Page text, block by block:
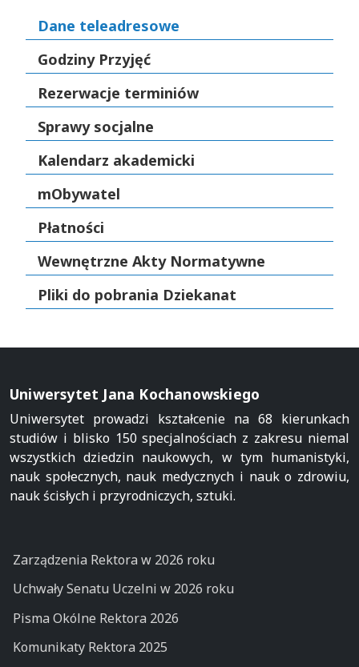
Dane teleadresowe
Godziny Przyjęć
Rezerwacje terminiów
Sprawy socjalne
Kalendarz akademicki
mObywatel
Płatności
Wewnętrzne Akty Normatywne
Pliki do pobrania Dziekanat
Uniwersytet Jana Kochanowskiego
Uniwersytet prowadzi kształcenie na 68 kierunkach
studiów i blisko 150 specjalnościach z zakresu niemal
wszystkich dziedzin naukowych, w tym humanistyki,
nauk społecznych, nauk medycznych i nauk o zdrowiu,
nauk ścisłych i przyrodniczych, sztuki.
Zarządzenia Rektora w 2026 roku
Uchwały Senatu Uczelni w 2026 roku
Pisma Okólne Rektora 2026
Komunikaty Rektora 2025